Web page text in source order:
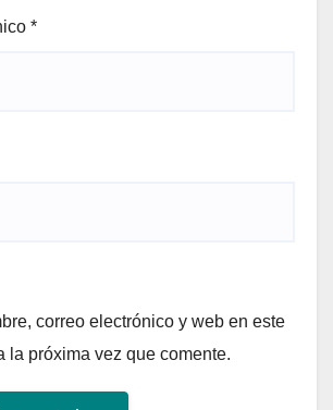
*
correo electrónico y web en este
la próxima vez que comente.